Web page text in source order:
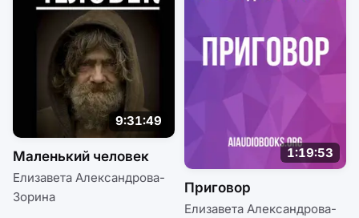
9:31:49
Маленький человек
Елизавета Александрова-
Зорина
1:19:53
Приговор
Елизавета Александрова-